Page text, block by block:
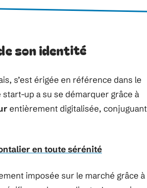
son identité
s’est érigée en référence dans le
up a su se démarquer grâce à
entièrement digitalisée, conjuguant
en toute sérénité
imposée sur le marché grâce à